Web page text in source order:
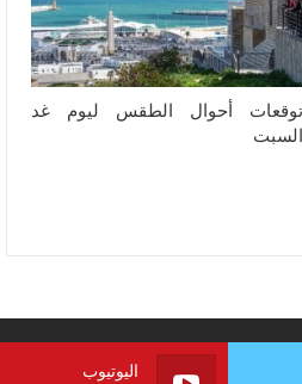
توقعات أحوال الطقس ليوم غد
السبت
اليوتيوب